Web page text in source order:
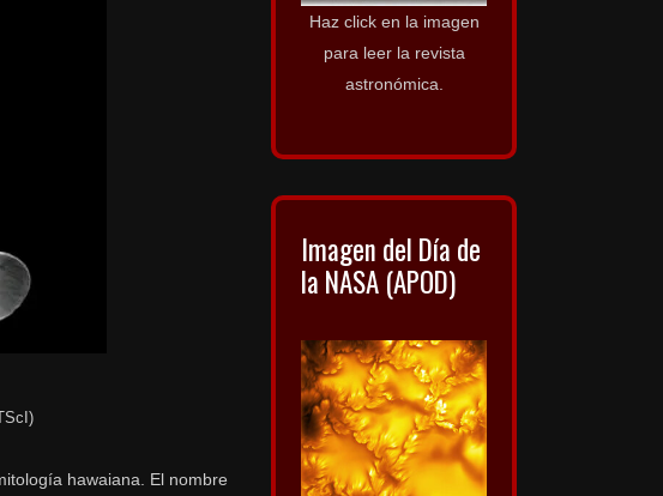
hawaiana. El nombre
Haz click en la imagen
para leer la revista
astronómica.
Imagen del Día de
la NASA (APOD)